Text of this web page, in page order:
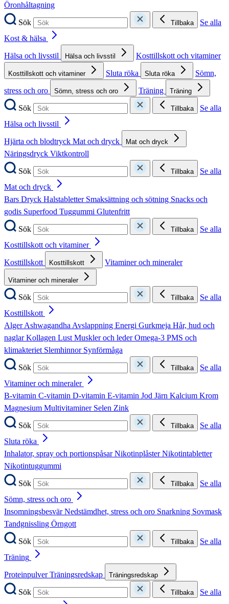
Öronhåltagning
Sök
Tillbaka
Se alla
Kost & hälsa
Hälsa och livsstil
Hälsa och livsstil Kosttillskott och vitaminer
Kosttillskott och vitaminer Sluta röka Sluta röka
Sömn,
stress och oro
Sömn, stress och oro Träning Träning
Sök Tillbaka
Se alla
Hälsa och livsstil
Hjärta och blodtryck Mat och dryck Mat och dryck
Näringsdryck Viktkontroll
Sök
Tillbaka
Se alla
Mat och dryck
Bars Dryck Halstabletter Smaksättning och sötning Snacks och
godis Superfood Tuggummi Glutenfritt
Sök
Tillbaka
Se alla
Kosttillskott och vitaminer
Kosttillskott
Kosttillskott Vitaminer och mineraler
Vitaminer och mineraler
Sök Tillbaka
Se alla
Kosttillskott
AlgerAshwagandhaAvslappning Energi Gurkmeja Hår, hud och
naglarKollagen LustMuskler och lederOmega-3 PMS och
klimakteriet Slemhinnor Synförmåga
Sök
Tillbaka
Se alla
Vitaminer och mineraler
B-vitamin C-vitamin D-vitamin E-vitamin Jod Järn Kalcium Krom
Magnesium Multivitaminer Selen Zink
Sök
Tillbaka
Se alla
Sluta röka
Inhalator, spray och portionspåsarNikotinplåsterNikotintabletter
Nikotintuggummi
Sök
Tillbaka
Se alla
Sömn, stress och oro
InsomningsbesvärNedstämdhet, stress och oro Snarkning Sovmask
Tandgnissling Örngott
Sök
Tillbaka
Se alla
Träning
ProteinpulverTräningsredskap Träningsredskap
Sök Tillbaka
Se alla